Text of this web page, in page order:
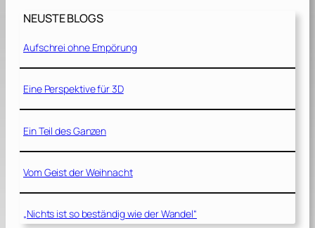
NEUSTE BLOGS
Aufschrei ohne Empörung
Eine Perspektive für 3D
Ein Teil des Ganzen
Vom Geist der Weihnacht
„Nichts ist so beständig wie der Wandel“